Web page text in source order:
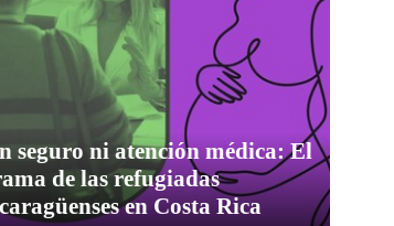
seguro ni atención médica: El
de las refugiadas
en Costa Rica